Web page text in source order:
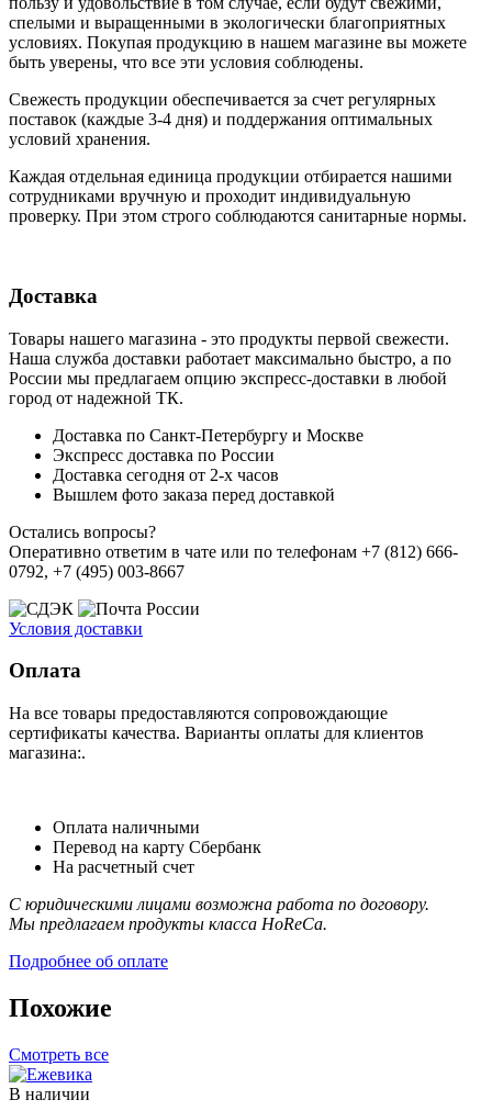
cпелыми и выращенными в экологически благоприятных
условиях. Покупая продукцию в нашем магазине вы можете
быть уверены, что все эти условия соблюдены.
Свежесть продукции обеспечивается за счет регулярных
поставок (каждые 3-4 дня) и поддержания оптимальных
условий хранения.
Каждая отдельная единица продукции отбирается нашими
сотрудниками вручную и проходит индивидуальную
проверку. При этом строго соблюдаются санитарные нормы.
Доставка
Товары нашего магазина - это продукты первой свежести.
Наша служба доставки работает максимально быстро, а по
России мы предлагаем опцию экспресс-доставки в любой
город от надежной ТК.
Доставка по Санкт-Петербургу и Москве
Экспресс доставка по России
Доставка сегодня от 2-х часов
Вышлем фото заказа перед доставкой
Остались вопросы?
Оперативно ответим в чате или по телефонам +7 (812) 666-
0792, +7 (495) 003-8667
Условия доставки
Оплата
На все товары предоставляются сопровождающие
сертификаты качества. Варианты оплаты для клиентов
магазина:.
Оплата наличными
Перевод на карту Сбербанк
На расчетный счет
С юридическими лицами возможна работа по договору.
Мы предлагаем продукты класса HoReCa.
Подробнее об оплате
Похожие
Смотреть все
В наличии